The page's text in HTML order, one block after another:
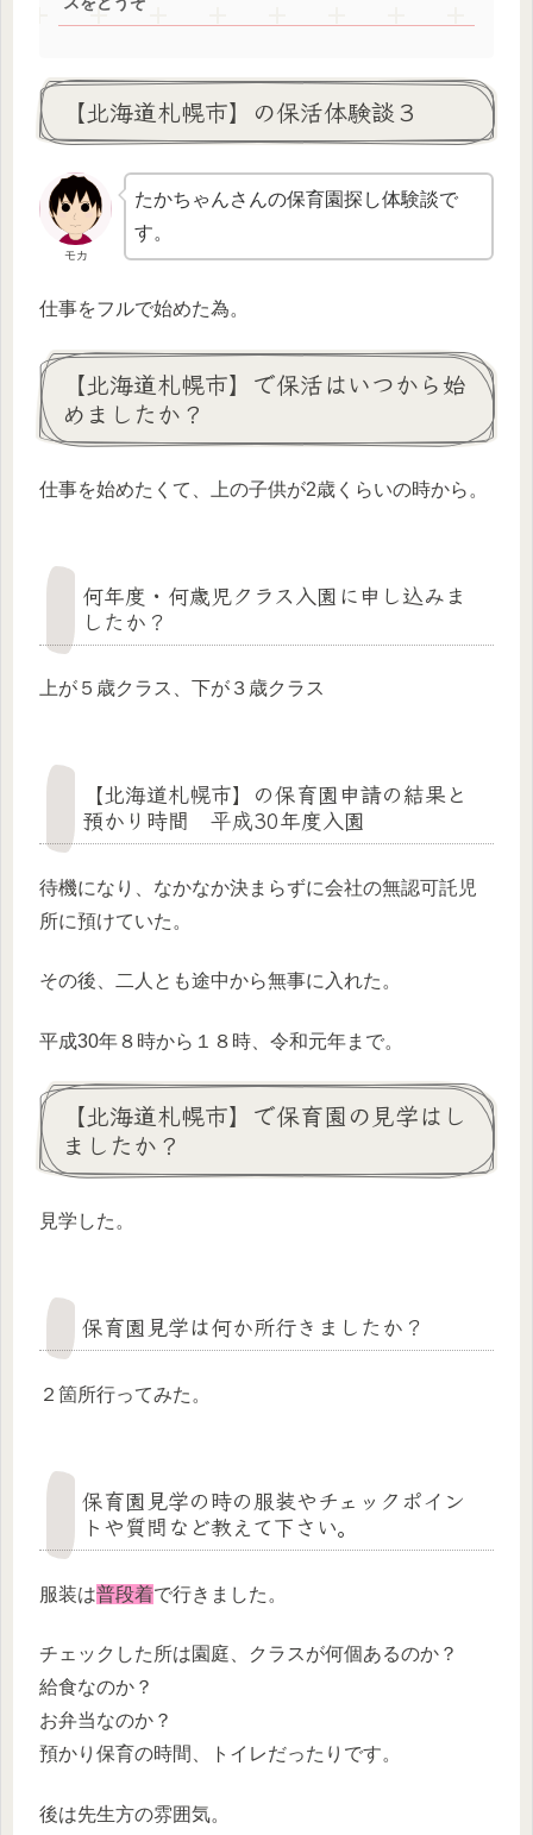
【北海道札幌市】の保活体験談３
モカ
たかちゃんさんの保育園探し体験談で
す。
仕事をフルで始めた為。
【北海道札幌市】で保活はいつから始
めましたか？
仕事を始めたくて、上の子供が2歳くらいの時から。
何年度・何歳児クラス入園に申し込みま
したか？
上が５歳クラス、下が３歳クラス
【北海道札幌市】の保育園申請の結果と
預かり時間 平成30年度入園
待機になり、なかなか決まらずに会社の無認可託児
所に預けていた。
その後、二人とも途中から無事に入れた。
平成30年８時から１８時、令和元年まで。
【北海道札幌市】で保育園の見学はし
ましたか？
見学した。
保育園見学は何か所行きましたか？
２箇所行ってみた。
保育園見学の時の服装やチェックポイン
トや質問など教えて下さい。
服装は普段着で行きました。
チェックした所は園庭、クラスが何個あるのか？
給食なのか？
お弁当なのか？
預かり保育の時間、トイレだったりです。
後は先生方の雰囲気。